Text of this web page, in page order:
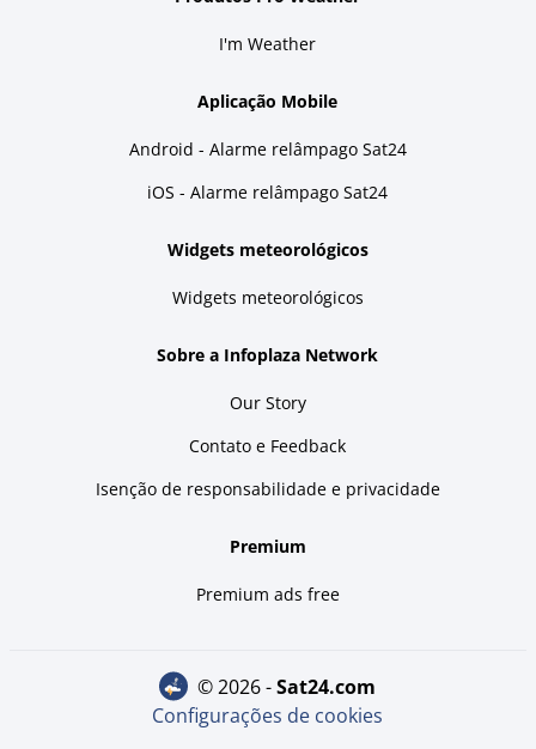
I'm Weather
Aplicação Mobile
Android - Alarme relâmpago Sat24
iOS - Alarme relâmpago Sat24
Widgets meteorológicos
Widgets meteorológicos
Sobre a Infoplaza Network
Our Story
Contato e Feedback
Isenção de responsabilidade e privacidade
Premium
Premium ads free
© 2026 - sat24.com
Configurações de cookies